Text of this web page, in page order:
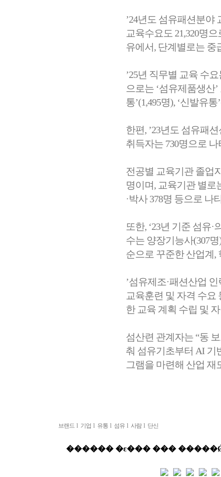
’24년도 섬유패션분야
교육수요도 21,320명
유에서, 단계별로는 중
’25년 직무별 교육 수
으로는 ‘섬유제품생산
통’(1,495명), ‘신발유
한편, ’23년도 섬유패
취득자는 730명으로 나
전공별 교육기관 졸업
명이며, 교육기관 별로
·박사 378명 등으로 나
또한, ‘23년 기준 섬유
수는 양장기능사(307
순으로 꾸준한 산업계,
’섬유제조·패션산업
교육훈련 및 자격 수요
한 교육 계획 수립 및
섬산련 관계자는 “동
춰 섬유기초부터 AI 기
그램을 마련해 산업 재
브랜드 l 기업 l 유통 l 섬유 l 사람l 단신